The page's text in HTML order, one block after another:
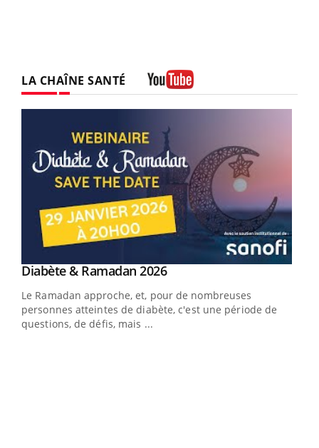
LA CHAÎNE SANTÉ
Youtube
Diabète & Ramadan 2026Youtube
Le Ramadan approche, et, pour de nombreuses
personnes atteintes de diabète, c'est une période de
questions, de défis, mais ...